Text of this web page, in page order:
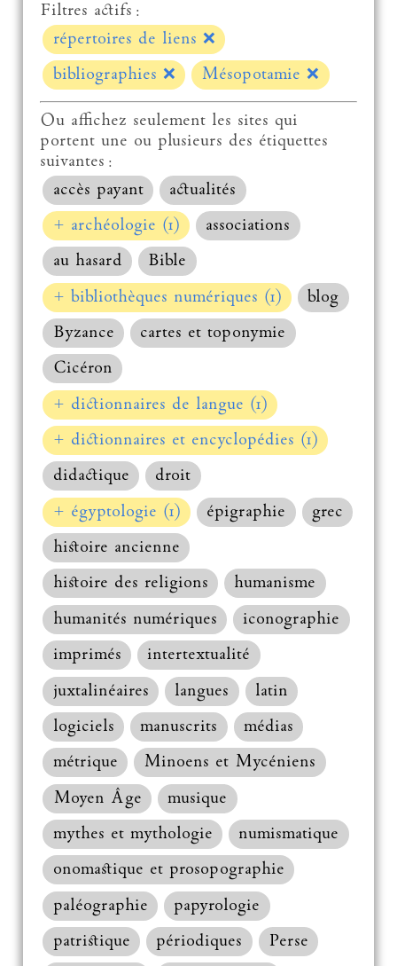
Filtres actifs :
répertoires de liens ❌
bibliographies ❌ Mésopotamie❌
Ou affichez seulement les sites qui
portent une ou plusieurs des étiquettes
suivantes :
accès payant
actualités
+ archéologie (1)
associations
au hasard
Bible
+ bibliothèques numériques (1)
blog
Byzance
cartes et toponymie
Cicéron
+ dictionnaires de langue (1)
+ dictionnaires et encyclopédies (1)
didactique
droit
+ égyptologie (1)
épigraphie
grec
histoire ancienne
histoire des religions
humanisme
humanités numériques
iconographie
imprimés
intertextualité
juxtalinéaires
langues
latin
logiciels
manuscrits
médias
métrique
Minoens et Mycéniens
Moyen Âge
musique
mythes et mythologie
numismatique
onomastique et prosopographie
paléographie
papyrologie
patristique
périodiques Perse